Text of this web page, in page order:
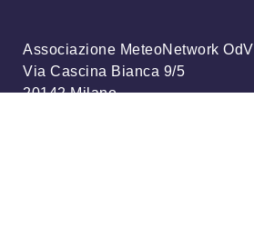
Associazione MeteoNetwork OdV
Via Cascina Bianca 9/5
20142 Milano